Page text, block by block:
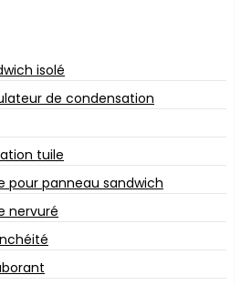
isolé
de condensation
tuile
pour panneau sandwich
nervuré